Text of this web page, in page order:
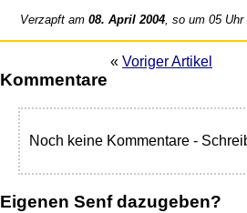
Verzapft am08. April 2004, so um 05 Uhr
« Voriger Artikel
Kommentare
Noch keine Kommentare -
Eigenen Senf dazugeben?